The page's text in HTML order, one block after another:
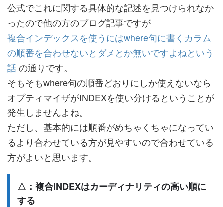
公式でこれに関する具体的な記述を見つけられなか
ったので他の方のブログ記事ですが
複合インデックスを使うにはwhere句に書くカラム
の順番を合わせないとダメとか無いですよねという
話の通りです。
そもそもwhere句の順番どおりにしか使えないなら
オプティマイザがINDEXを使い分けるということが
発生しませんよね。
ただし、基本的には順番がめちゃくちゃになってい
るより合わせている方が見やすいので合わせている
方がよいと思います。
△：複合INDEXはカーディナリティの高い順に
する